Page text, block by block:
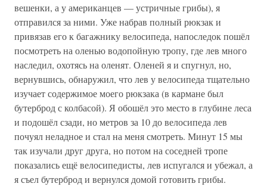
вешенки, а у американцев — устричные грибы), я
отправился за ними. Уже набрав полный рюкзак и
привязав его к багажнику велосипеда, напоследок пошёл
посмотреть на оленью водопойную тропу, где лев много
наследил, охотясь на оленят. Оленей я и спугнул, но,
вернувшись, обнаружил, что лев у велосипеда тщательно
изучает содержимое моего рюкзака (в кармане был
бутерброд с колбасой). Я обошёл это место в глубине леса
и подошёл сзади, но метров за 10 до велосипеда лев
почуял неладное и стал на меня смотреть. Минут 15 мы
так изучали друг друга, но потом на соседней тропе
показались ещё велосипедисты, лев испугался и убежал, а
я съел бутерброд и вернулся домой готовить грибы.